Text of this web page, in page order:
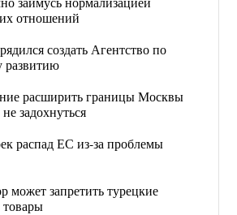
отношений
создать Агентство по
развитию
расширить границы Москвы
задохнуться
распад ЕС из-за проблемы
может запретить турецкие